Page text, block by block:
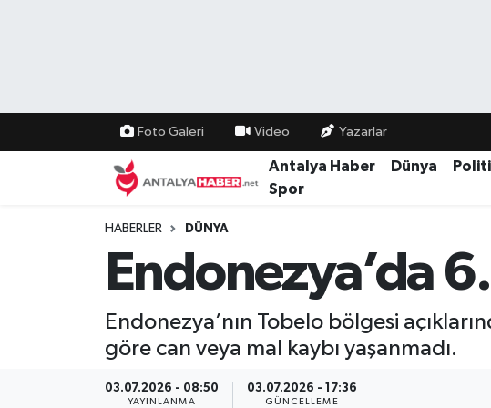
Foto Galeri Video Yazarlar
Antalya Haber Dünya
Spor
HABERLER DÜNYA
Endonezya’da
Endonezya’nın Tobelo bölgesi
göre can veya mal kaybı yaşanmadı.
03.07.2026 - 08:50
YAYINLANMA
03.07.2026 - 17:36
GÜNCELLEME
Bölge
Ekonomi
Güvenlik
Hava Durumu
Namaz Vakitleri
Süper Lig Puan Durumu ve Fikstür
Son Dakika Haberleri
Haber Arşivi